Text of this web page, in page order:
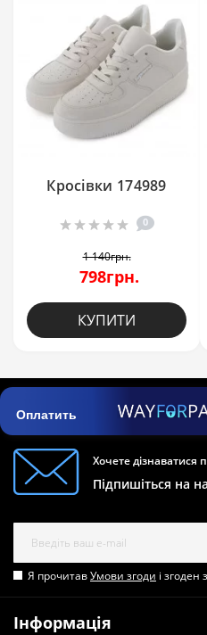
Кросівки 174989
0
1 140грн.
798грн.
КУПИТИ
Оплатить
Хочете дізнаватися
Підпишіться на
Я прочитавУмови згоди і
Інформація